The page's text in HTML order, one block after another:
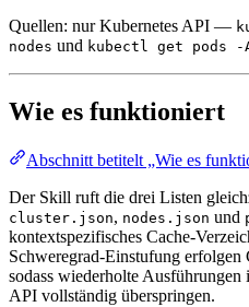
Quellen: nur Kubernetes API —
nodes und kubectl get pods -
Wie es funktioniert
Abschnitt betitelt „Wie es
Der Skill ruft die drei Listen
cluster.json, nodes.json und
kontextspezifisches Cache-
Schweregrad-Einstufung
sodass wiederholte
API vollständig überspringen.